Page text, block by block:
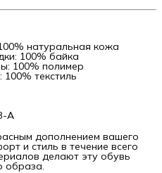
натуральная кожа
100% байка
100% полимер
текстиль
A
дополнением вашего
и стиль в течение всего
делают эту обувь
образа.